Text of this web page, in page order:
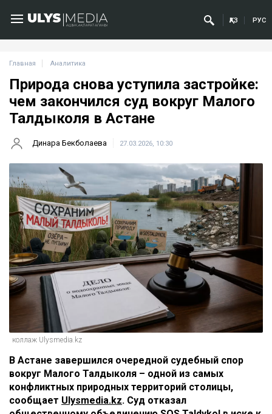
ҚАЗ РУС
Главная Аналитика
Природа снова уступила застройке:
чем закончился суд вокруг Малого
Талдыколя в Астане
Динара Бекболаева 27.03.2026, 10:30
коллаж Ulysmedia.kz
В Астане завершился очередной судебный спор
вокруг Малого Талдыколя – одной из самых
конфликтных природных территорий столицы,
сообщает Ulysmedia.kz. Суд отказал